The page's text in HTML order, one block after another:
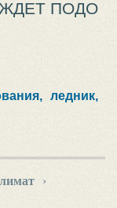
ПОДО
ледник,
›